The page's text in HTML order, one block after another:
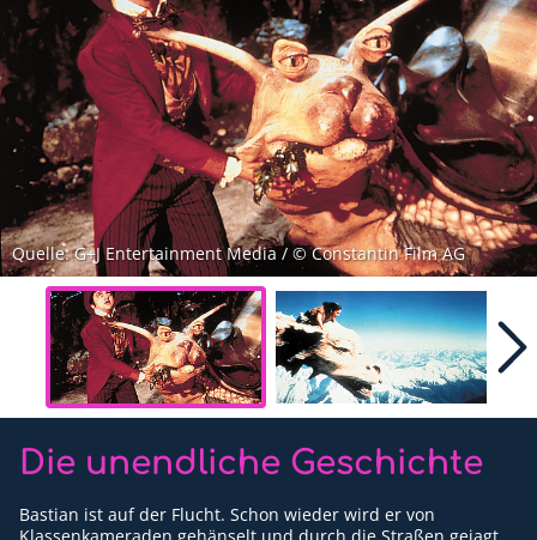
Filmpool
Filmlisten
Filmlexikon
Lernfilme
Favoriten
Für Erwachsene
Redaktion
Downloads
Partner
Presse
Quelle: G+J Entertainment Media / © Constantin Film AG
Die unendliche Geschichte
Bastian ist auf der Flucht. Schon wieder wird er von